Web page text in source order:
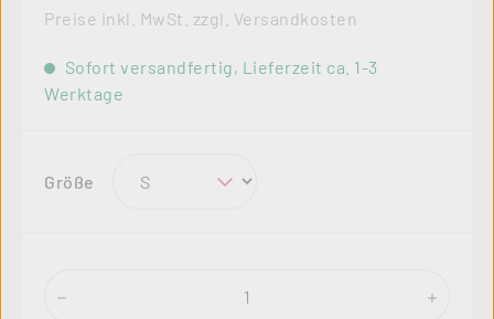
Preise inkl. MwSt. zzgl. Versandkosten
Sofort versandfertig, Lieferzeit ca. 1-3
Werktage
Größe auswählen
Produkt Anzahl: Gib den gewünschten